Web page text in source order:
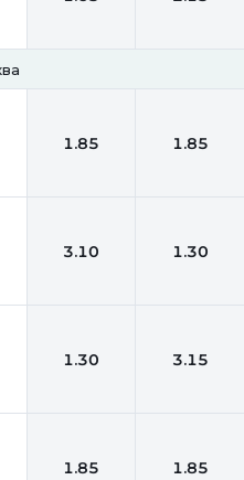
1.85 1.85
3.10 1.30
1.30 3.15
1.85 1.85